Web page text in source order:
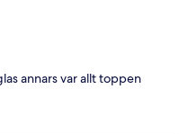
annars var allt toppen